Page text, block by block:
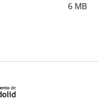
6 MB